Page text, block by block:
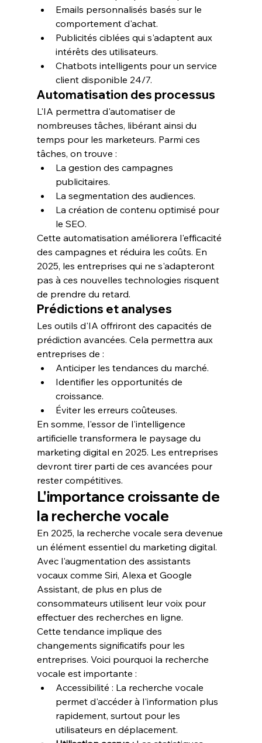
Emails personnalisés basés sur le
comportement d'achat.
Publicités ciblées qui s'adaptent aux
intérêts des utilisateurs.
Chatbots intelligents pour un service
client disponible 24/7.
Automatisation des processus
L'IA permettra d'automatiser de
nombreuses tâches, libérant ainsi du
temps pour les marketeurs. Parmi ces
tâches, on trouve :
La gestion des campagnes
publicitaires.
La segmentation des audiences.
La création de contenu optimisé pour
le SEO.
Cette automatisation améliorera l'efficacité
des campagnes et réduira les coûts. En
2025, les entreprises qui ne s'adapteront
pas à ces nouvelles technologies risquent
de prendre du retard.
Prédictions et analyses
Les outils d'IA offriront des capacités de
prédiction avancées. Cela permettra aux
entreprises de :
Anticiper les tendances du marché.
Identifier les opportunités de
croissance.
Éviter les erreurs coûteuses.
En somme, l'essor de l'intelligence
artificielle transformera le paysage du
marketing digital en 2025. Les entreprises
devront tirer parti de ces avancées pour
rester compétitives.
L'importance croissante de
la recherche vocale
En 2025, la recherche vocale sera devenue
un élément essentiel du marketing digital.
Avec l'augmentation des assistants
vocaux comme Siri, Alexa et Google
Assistant, de plus en plus de
consommateurs utilisent leur voix pour
effectuer des recherches en ligne.
Cette tendance implique des
changements significatifs pour les
entreprises. Voici pourquoi la recherche
vocale est importante :
Accessibilité : La recherche vocale
permet d'accéder à l'information plus
rapidement, surtout pour les
utilisateurs en déplacement.